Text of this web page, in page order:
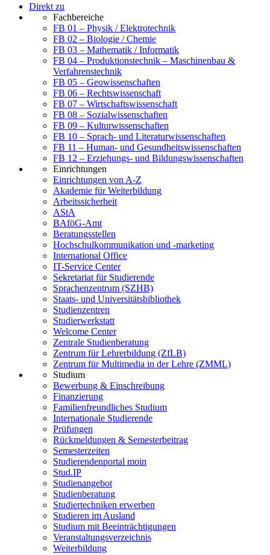
Direkt zu
Fachbereiche
FB 01 – Physik / Elektrotechnik
FB 02 – Biologie / Chemie
FB 03 – Mathematik / Informatik
FB 04 – Produktionstechnik – Maschinenbau &
Verfahrenstechnik
FB 05 – Geowissenschaften
FB 06 – Rechtswissenschaft
FB 07 – Wirtschaftswissenschaft
FB 08 – Sozialwissenschaften
FB 09 – Kulturwissenschaften
FB 10 – Sprach- und Literaturwissenschaften
FB 11 – Human- und Gesundheitswissenschaften
FB 12 – Erziehungs- und Bildungswissenschaften
Einrichtungen
Einrichtungen von A-Z
Akademie für Weiterbildung
Arbeitssicherheit
AStA
BAföG-Amt
Beratungsstellen
Hochschulkommunikation und -marketing
International Office
IT-Service Center
Sekretariat für Studierende
Sprachenzentrum (SZHB)
Staats- und Universitätsbibliothek
Studienzentren
Studierwerkstatt
Welcome Center
Zentrale Studienberatung
Zentrum für Lehrerbildung (ZfLB)
Zentrum für Multimedia in der Lehre (ZMML)
Studium
Bewerbung & Einschreibung
Finanzierung
Familienfreundliches Studium
Internationale Studierende
Prüfungen
Rückmeldungen & Semesterbeitrag
Semesterzeiten
Studierendenportal moin
Stud.IP
Studienangebot
Studienberatung
Studiertechniken erwerben
Studieren im Ausland
Studium mit Beeinträchtigungen
Veranstaltungsverzeichnis
Weiterbildung